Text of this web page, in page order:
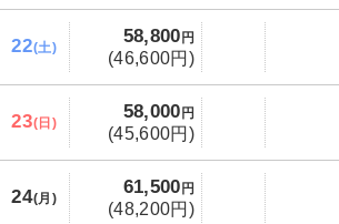
22(土)
58,800 円
(46,600円)
23(日)
58,000 円
(45,600円)
24(月)
61,500 円
(48,200円)